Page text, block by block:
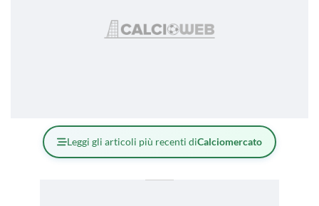
Leggi gli articoli più recenti diCalciomercato